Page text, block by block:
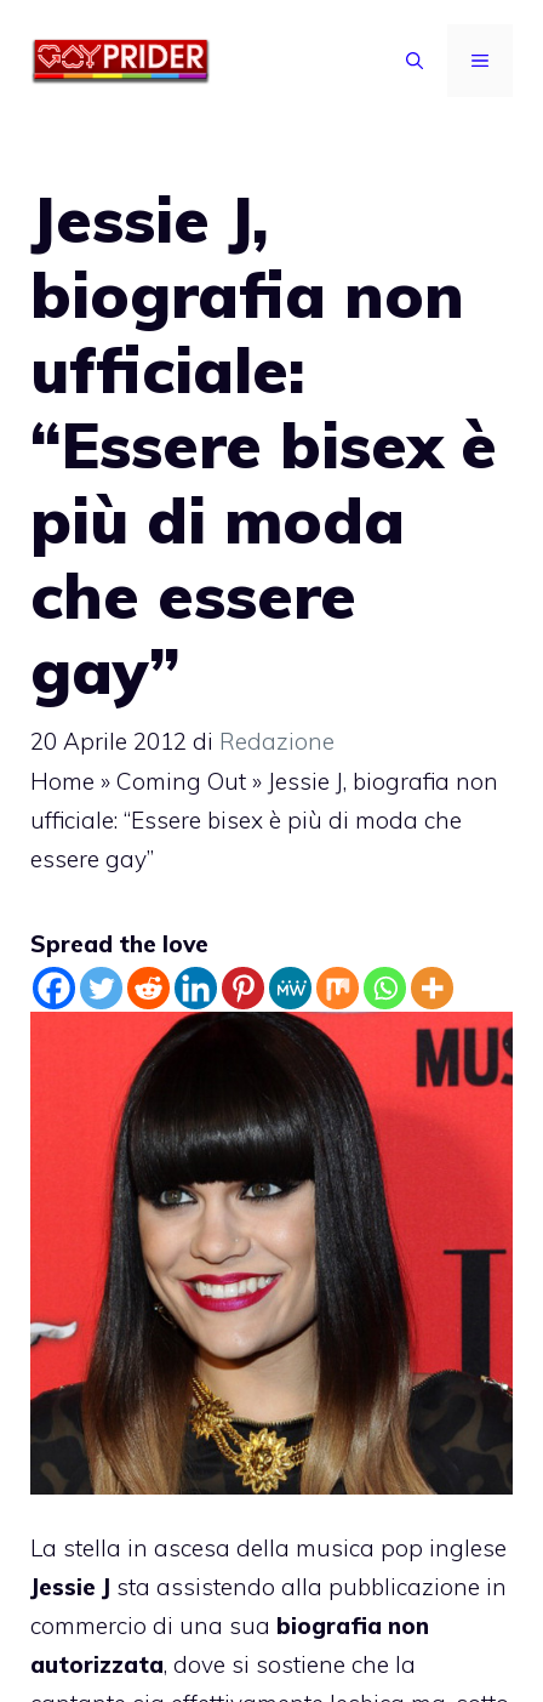
MENU
Jessie J,
biografia non
ufficiale:
“Essere bisex è
più di moda
che essere
gay”
20 Aprile 2012 di Redazione
Home » Coming Out » Jessie J, biografia non
ufficiale: “Essere bisex è più di moda che
essere gay”
Spread the love
La stella in ascesa della musica pop inglese
Jessie J sta assistendo alla pubblicazione in
commercio di una sua biografia non
autorizzata, dove si sostiene che la